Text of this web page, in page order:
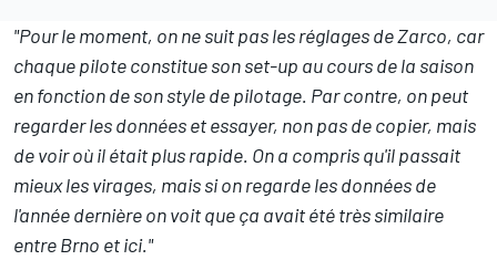
"Pour le moment, on ne suit pas les réglages de Zarco, car
chaque pilote constitue son set-up au cours de la saison
en fonction de son style de pilotage. Par contre, on peut
regarder les données et essayer, non pas de copier, mais
de voir où il était plus rapide. On a compris qu'il passait
mieux les virages, mais si on regarde les données de
l'année dernière on voit que ça avait été très similaire
entre Brno et ici."